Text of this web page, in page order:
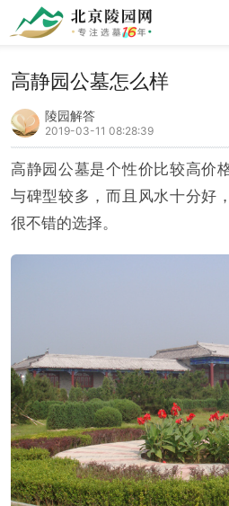
高静园公墓怎么样
陵园解答
2019-03-11 08:28:39
高静园公墓是个性价比较高价
与碑型较多，而且风水十分好
很不错的选择。